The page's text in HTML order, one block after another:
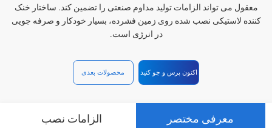
معقول می تواند الزامات تولید مداوم صنعتی را تضمین کند. ساختار خنک
کننده لاستیکی نصب شده روی زمین فشرده، بسیار خودکار و صرفه جویی
در انرژی است.
اکنون پرس و جو کنید محصولات بعدی
معرفی مختصر الزامات نصب